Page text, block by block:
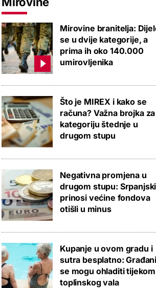
Mirovine branitelja:
se u dvije kategorije, a
prima ih oko 140.000
umirovljenika
Što je MIREX i kako se
računa? Važna brojka za
kategoriju štednje u
drugom stupu
Negativna promjena u
drugom stupu: Srpanjski
prinosi većine fondova
otišli u minus
Kupanje u ovom gradu i
sutra besplatno: Građani
se mogu ohladiti tijekom
toplinskog vala